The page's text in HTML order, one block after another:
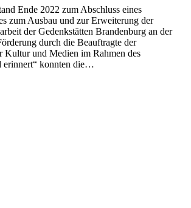
Ende 2022 zum Abschluss eines
zum Ausbau und zur Erweiterung der
der Gedenkstätten Brandenburg an der
durch die Beauftragte der
Kultur und Medien im Rahmen des
erinnert“ konnten die…